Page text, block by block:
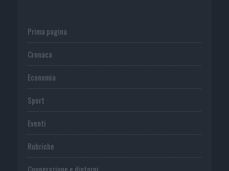
Prima pagina
Cronaca
Economia
Sport
Eventi
Rubriche